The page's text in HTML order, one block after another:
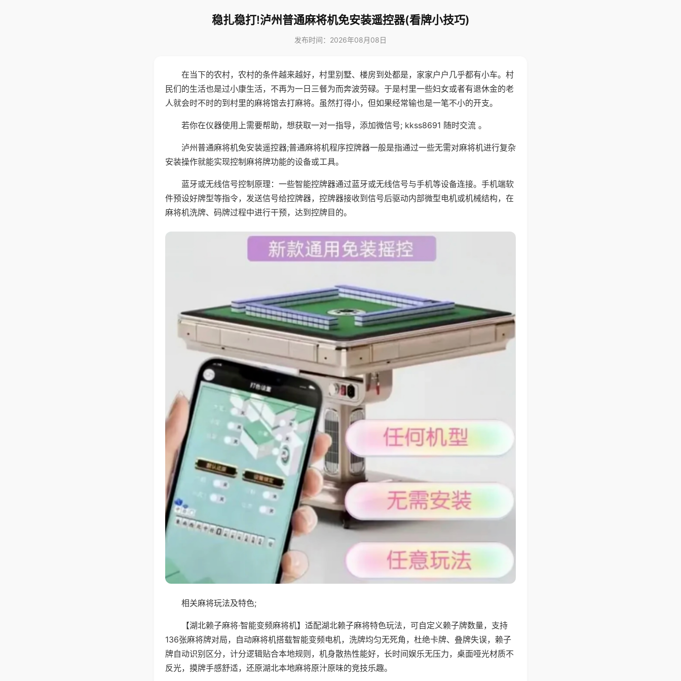
稳扎稳打!泸州普通麻将机免安装遥控器(看牌小技巧)
发布时间：2026年08月08日
在当下的农村，农村的条件越来越好，村里别墅、楼房到处都是，家家户户几乎都有小车。村
民们的生活也是过小康生活，不再为一日三餐为而奔波劳碌。于是村里一些妇女或者有退休金的老
人就会时不时的到村里的麻将馆去打麻将。虽然打得小，但如果经常输也是一笔不小的开支。
若你在仪器使用上需要帮助，想获取一对一指导，添加微信号; kkss8691 随时交流 。
泸州普通麻将机免安装遥控器;普通麻将机程序控牌器一般是指通过一些无需对麻将机进行复杂
安装操作就能实现控制麻将牌功能的设备或工具。
蓝牙或无线信号控制原理：一些智能控牌器通过蓝牙或无线信号与手机等设备连接。手机端软
件预设好牌型等指令，发送信号给控牌器，控牌器接收到信号后驱动内部微型电机或机械结构，在
麻将机洗牌、码牌过程中进行干预，达到控牌目的。
相关麻将玩法及特色;
【湖北赖子麻将·智能变频麻将机】适配湖北赖子麻将特色玩法，可自定义赖子牌数量，支持
136张麻将牌对局，自动麻将机搭载智能变频电机，洗牌均匀无死角，杜绝卡牌、叠牌失误，赖子
牌自动识别区分，计分逻辑贴合本地规则，机身散热性能好，长时间娱乐无压力，桌面哑光材质不
反光，摸牌手感舒适，还原湖北本地麻将原汁原味的竞技乐趣。